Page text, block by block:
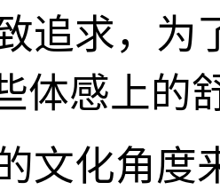
追求，为
体感上的
文化角度